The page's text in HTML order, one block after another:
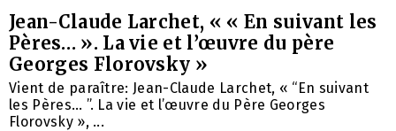
Jean-Claude Larchet, « « En suivant les
Pères… ». La vie et l’œuvre du père
Georges Florovsky »
Vient de paraître: Jean-Claude Larchet, « “En suivant
les Pères… ”. La vie et l’œuvre du Père Georges
Florovsky », ...